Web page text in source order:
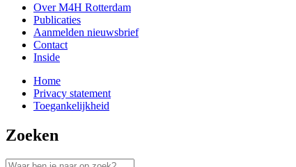
Over M4H Rotterdam
Publicaties
Aanmelden nieuwsbrief
Contact
Inside
Home
Privacy statement
Toegankelijkheid
Zoeken